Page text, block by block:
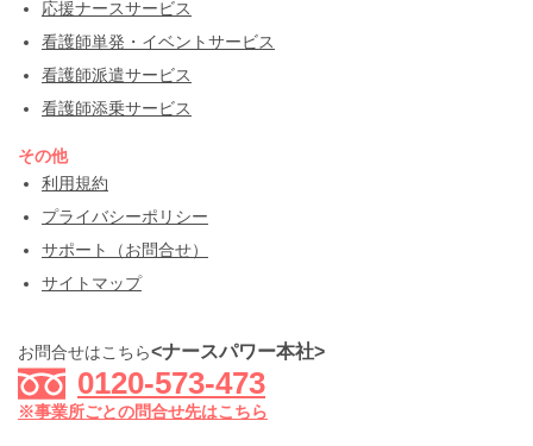
応援ナースサービス
看護師単発・イベントサービス
看護師派遣サービス
看護師添乗サービス
その他
利用規約
プライバシーポリシー
サポート（お問合せ）
サイトマップ
お問合せはこちら<ナースパワー本社>
0120-573-473
※事業所ごとの問合せ先はこちら